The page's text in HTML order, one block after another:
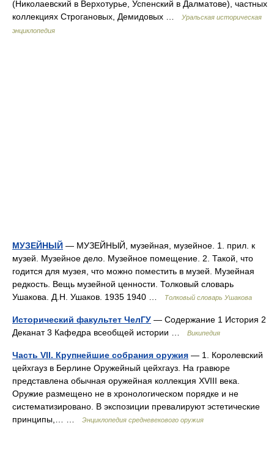
(Николаевский в Верхотурье, Успенский в Далматове), частных
коллекциях Строгановых, Демидовых …
Уральская историческая
энциклопедия
МУЗЕЙНЫЙ — МУЗЕЙНЫЙ, музейная, музейное. 1. прил. к
музей. Музейное дело. Музейное помещение. 2. Такой, что
годится для музея, что можно поместить в музей. Музейная
редкость. Вещь музейной ценности. Толковый словарь
Ушакова. Д.Н. Ушаков. 1935 1940 …
Толковый словарь Ушакова
Исторический факультет ЧелГУ — Содержание 1 История 2
Деканат 3 Кафедра всеобщей истории …
Википедия
Часть VII. Крупнейшие собрания оружия — 1. Королевский
цейхгауз в Берлине Оружейный цейхгауз. На гравюре
представлена обычная оружейная коллекция XVIII века.
Оружие размещено не в хронологическом порядке и не
систематизировано. В экспозиции превалируют эстетические
принципы,… …
Энциклопедия средневекового оружия